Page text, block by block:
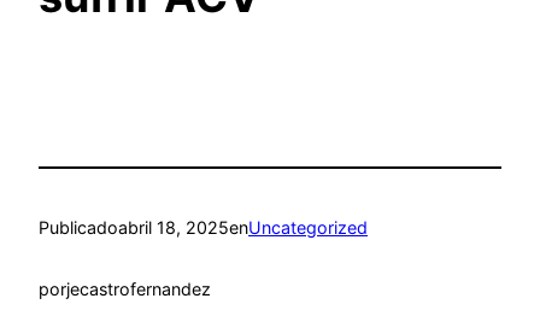
Publicadoabril 18, 2025enUncategorized
porjecastrofernandez